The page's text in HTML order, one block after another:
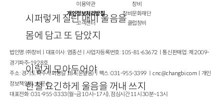
시퍼렇게 질린 매미 울음을
몸에 담고 또 담았지
이렇게 모아두어야
한철 요긴하게 울음을 꺼내 쓰지
이용약관
개인정보처리방침
고객센터
창비
창비문화재단
클럽창비
법인명 : ㈜창비ㅣ대표이사 : 염종선ㅣ사업자등록번호 : 105-81-63672ㅣ통신판매업 : 제 2009-
경기파주-1928호
주소 : 경기도 파주시 회동길 184(문발동)ㅣ팩스 : 031-955-3399 ㅣcnc@changbi.com ㅣ개인
정보책임자 : 신문수
대표전화 : 031-955-3333(월~금 10시~17시), 점심시간 11시 30분~13시